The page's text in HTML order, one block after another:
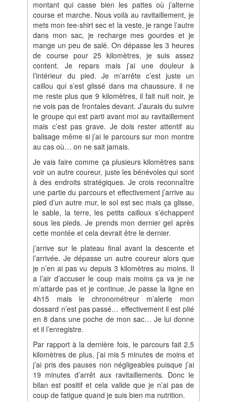
montant qui casse bien les pattes où j’alterne
course et marche. Nous voilà au ravitaillement, je
mets mon tee-shirt sec et la veste, je range l’autre
dans mon sac, je recharge mes gourdes et je
mange un peu de salé. On dépasse les 3 heures
de course pour 25 kilomètres, je suis assez
content. Je repars mais j’ai une douleur à
l’intérieur du pied. Je m’arrête c’est juste un
caillou qui s’est glissé dans ma chaussure. il ne
me reste plus que 9 kilomètres, il fait nuit noir, je
ne vois pas de frontales devant. J’aurais du suivre
le groupe qui est parti avant moi au ravitaillement
mais c’est pas grave. Je dois rester attentif au
balisage même si j’ai le parcours sur mon montre
au cas où… on ne sait jamais.
Je vais faire comme ça plusieurs kilomètres sans
voir un autre coureur, juste les bénévoles qui sont
à des endroits stratégiques. Je crois reconnaître
une partie du parcours et effectivement j’arrive au
pied d’un autre mur, le sol est sec mais ça glisse,
le sable, la terre, les petits cailloux s’échappent
sous les pieds. Je prends mon dernier gel après
cette montée et cela devrait être le dernier.
j’arrive sur le plateau final avant la descente et
l’arrivée. Je dépasse un autre coureur alors que
je n’en ai pas vu depuis 3 kilomètres au moins. Il
a l’air d’accuser le coup mais moins ça va je ne
m’attarde pas et je continue. Je passe la ligne en
4h15 mais le chronométreur m’alerte mon
dossard n’est pas passé… effectivement il est plié
en 8 dans une poche de mon sac… Je lui donne
et il l’enregistre.
Par rapport à la dernière fois, le parcours fait 2,5
kilomètres de plus, j’ai mis 5 minutes de moins et
j’ai pris des pauses non négligeables puisque j’ai
19 minutes d’arrêt aux ravitaillements. Donc le
bilan est positif et cela valide que je n’ai pas de
coup de fatigue quand je suis bien ma nutrition.